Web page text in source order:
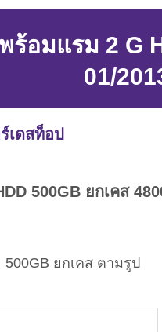
อมแรม 2 G
01/
เดสท็อป
500GB ยกเคส
ยกเคส ตามรูป